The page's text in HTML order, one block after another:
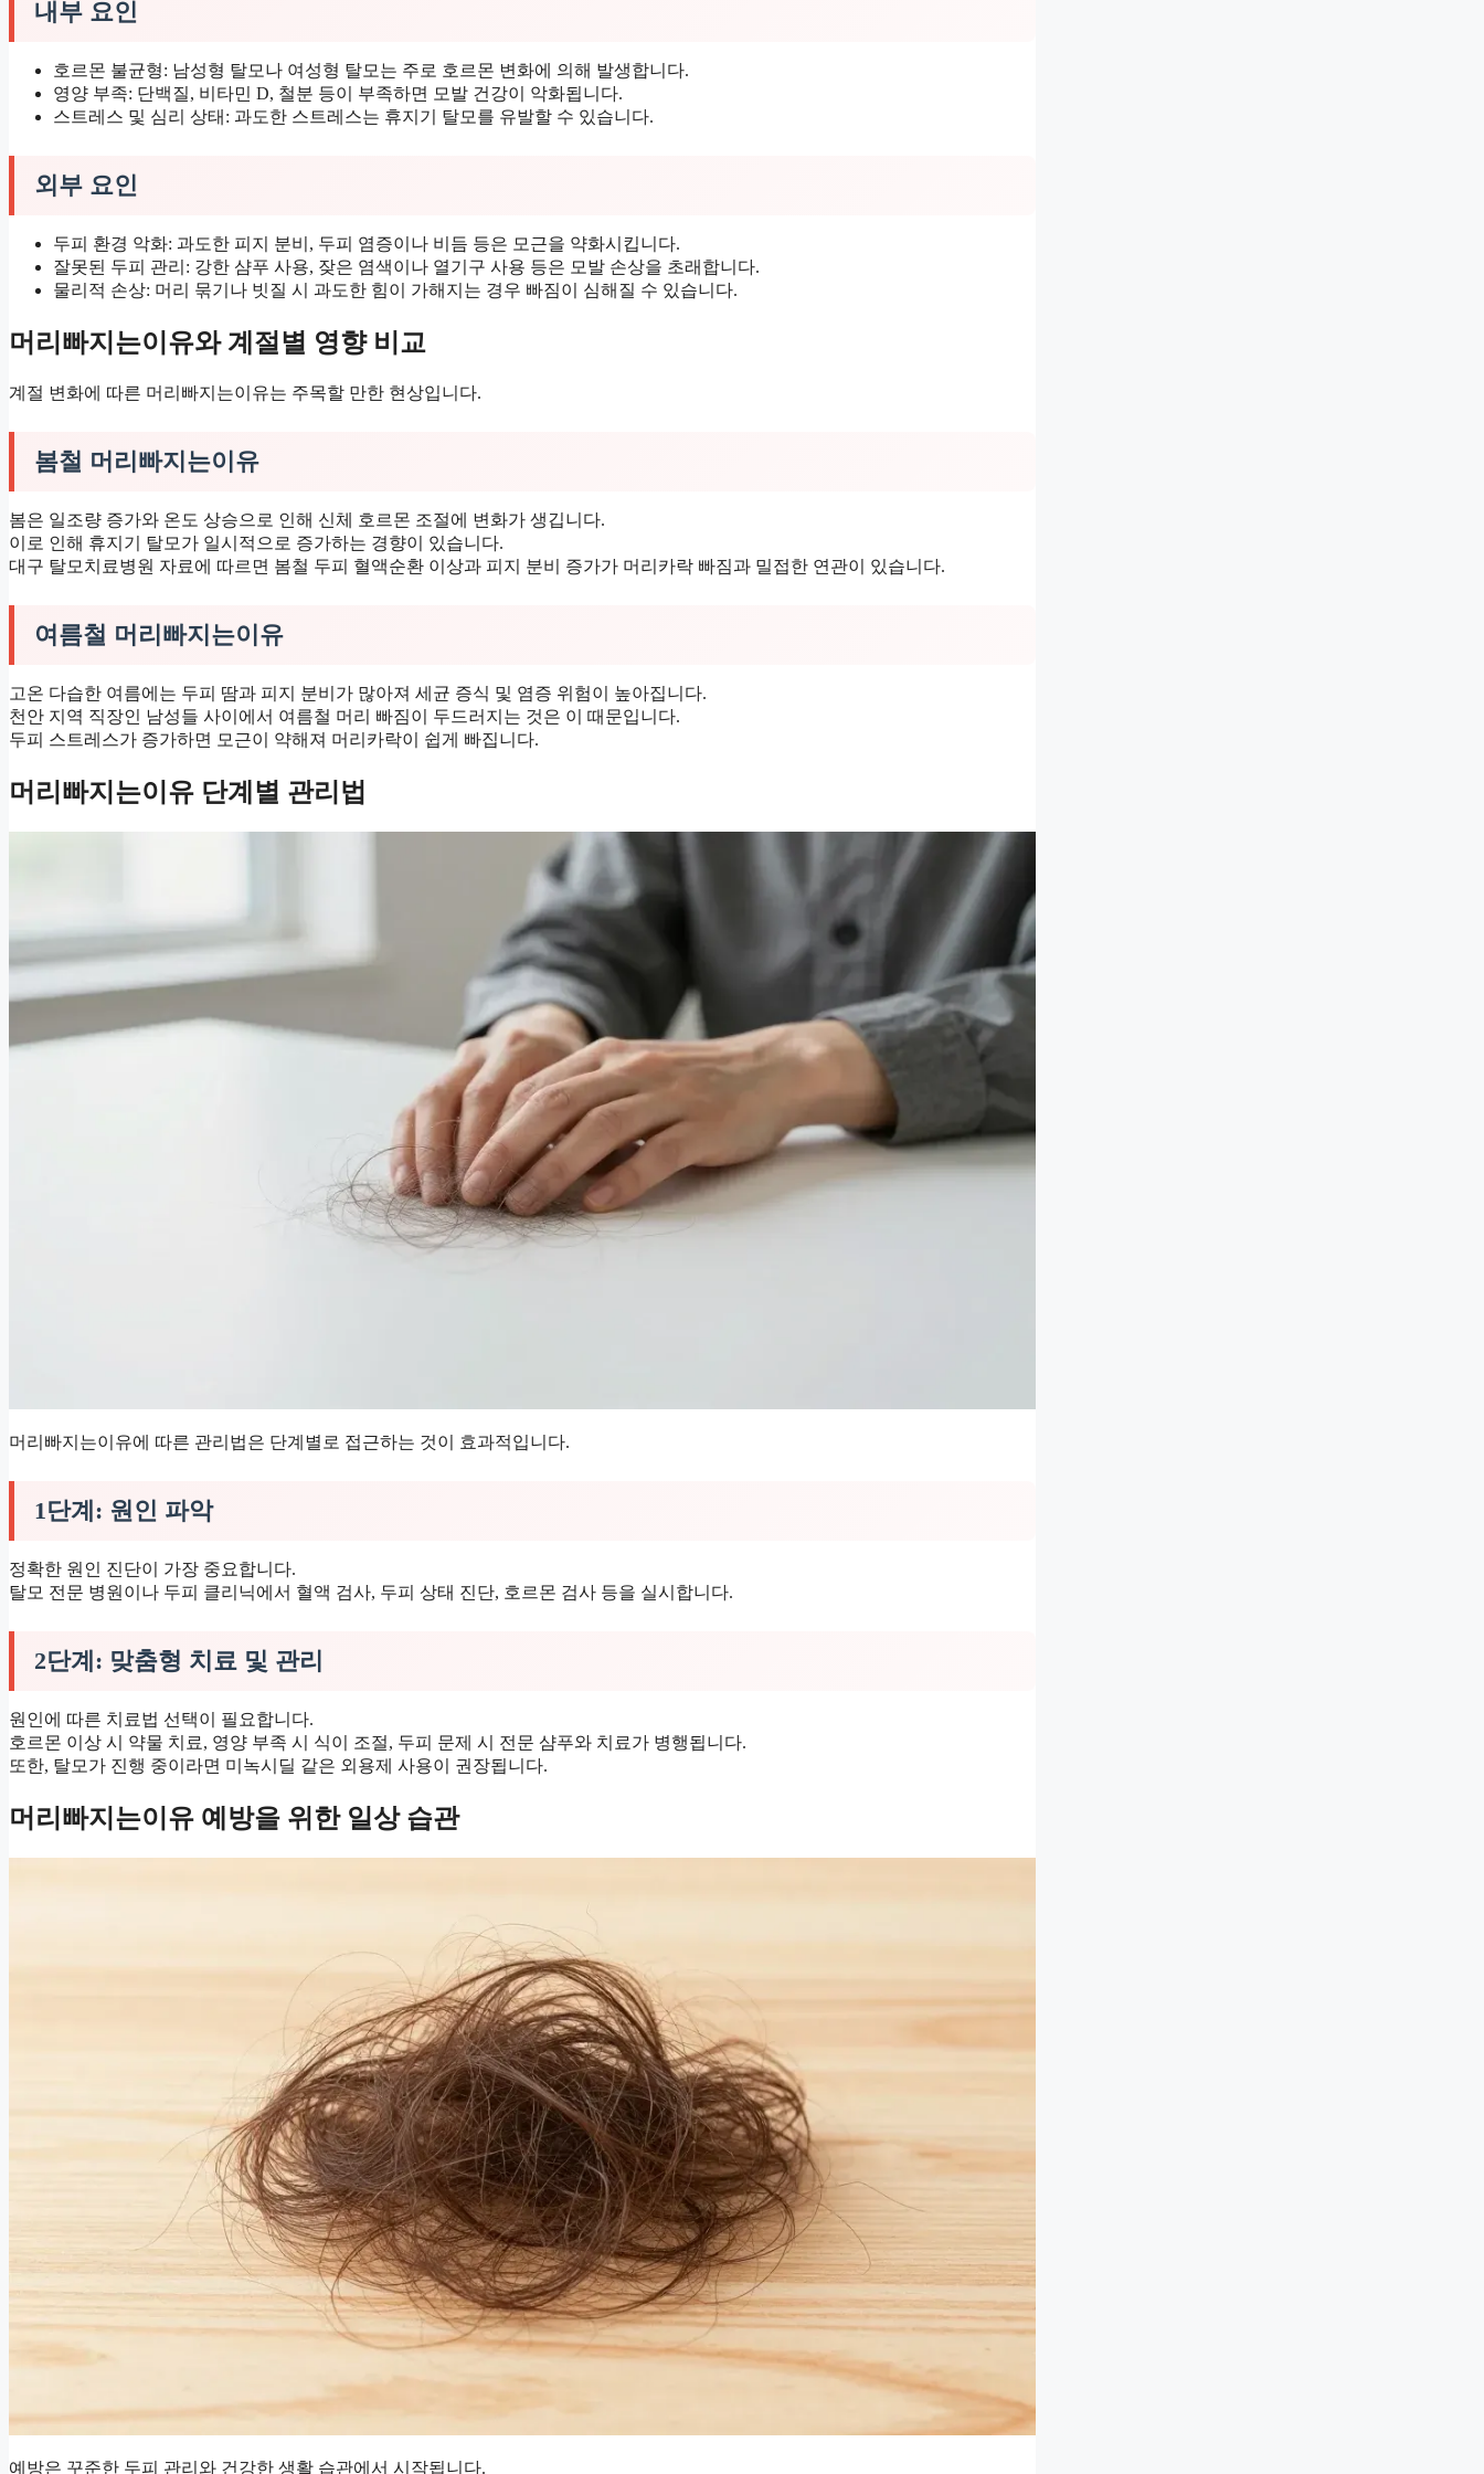
내부 요인
호르몬 불균형: 남성형 탈모나 여성형 탈모는 주로 호르몬 변화에 의해 발생합니다.
영양 부족: 단백질, 비타민 D, 철분 등이 부족하면 모발 건강이 악화됩니다.
스트레스 및 심리 상태: 과도한 스트레스는 휴지기 탈모를 유발할 수 있습니다.
외부 요인
두피 환경 악화: 과도한 피지 분비, 두피 염증이나 비듬 등은 모근을 약화시킵니다.
잘못된 두피 관리: 강한 샴푸 사용, 잦은 염색이나 열기구 사용 등은 모발 손상을 초래합니다.
물리적 손상: 머리 묶기나 빗질 시 과도한 힘이 가해지는 경우 빠짐이 심해질 수 있습니다.
머리빠지는이유와 계절별 영향 비교
계절 변화에 따른 머리빠지는이유는 주목할 만한 현상입니다.
봄철 머리빠지는이유
봄은 일조량 증가와 온도 상승으로 인해 신체 호르몬 조절에 변화가 생깁니다.
이로 인해 휴지기 탈모가 일시적으로 증가하는 경향이 있습니다.
대구 탈모치료병원 자료에 따르면 봄철 두피 혈액순환 이상과 피지 분비 증가가 머리카락 빠짐과 밀접한 연관이 있습니다.
여름철 머리빠지는이유
고온 다습한 여름에는 두피 땀과 피지 분비가 많아져 세균 증식 및 염증 위험이 높아집니다.
천안 지역 직장인 남성들 사이에서 여름철 머리 빠짐이 두드러지는 것은 이 때문입니다.
두피 스트레스가 증가하면 모근이 약해져 머리카락이 쉽게 빠집니다.
머리빠지는이유 단계별 관리법
머리빠지는이유에 따른 관리법은 단계별로 접근하는 것이 효과적입니다.
1단계: 원인 파악
정확한 원인 진단이 가장 중요합니다.
탈모 전문 병원이나 두피 클리닉에서 혈액 검사, 두피 상태 진단, 호르몬 검사 등을 실시합니다.
2단계: 맞춤형 치료 및 관리
원인에 따른 치료법 선택이 필요합니다.
호르몬 이상 시 약물 치료, 영양 부족 시 식이 조절, 두피 문제 시 전문 샴푸와 치료가 병행됩니다.
또한, 탈모가 진행 중이라면 미녹시딜 같은 외용제 사용이 권장됩니다.
머리빠지는이유 예방을 위한 일상 습관
예방은 꾸준한 두피 관리와 건강한 생활 습관에서 시작됩니다.